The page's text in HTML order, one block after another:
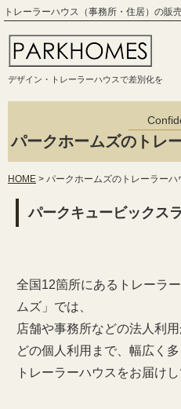
トレーラーハウス（事務所・住居）の販
デザイン・トレーラーハウスで差別化を
パークホームズのトレ
HOME > パークホームズのトレーラーハ
パークキュービックス
全国12箇所にあるトレーラ
ムズ」では、
店舗や事務所などの法人利
どの個人利用まで、幅広く
トレーラーハウスをお届けし